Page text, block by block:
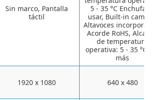
Sin marco, Pantalla
táctil
5 - 35 °C Enchufar
usar, Built-in
Altavoces
Acorde RoHS,
de temperatura
operativa: 5 - 35 °C
más
1920 x 1080 640 x 480